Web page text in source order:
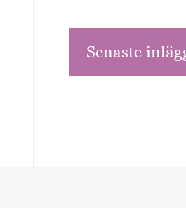
Senaste